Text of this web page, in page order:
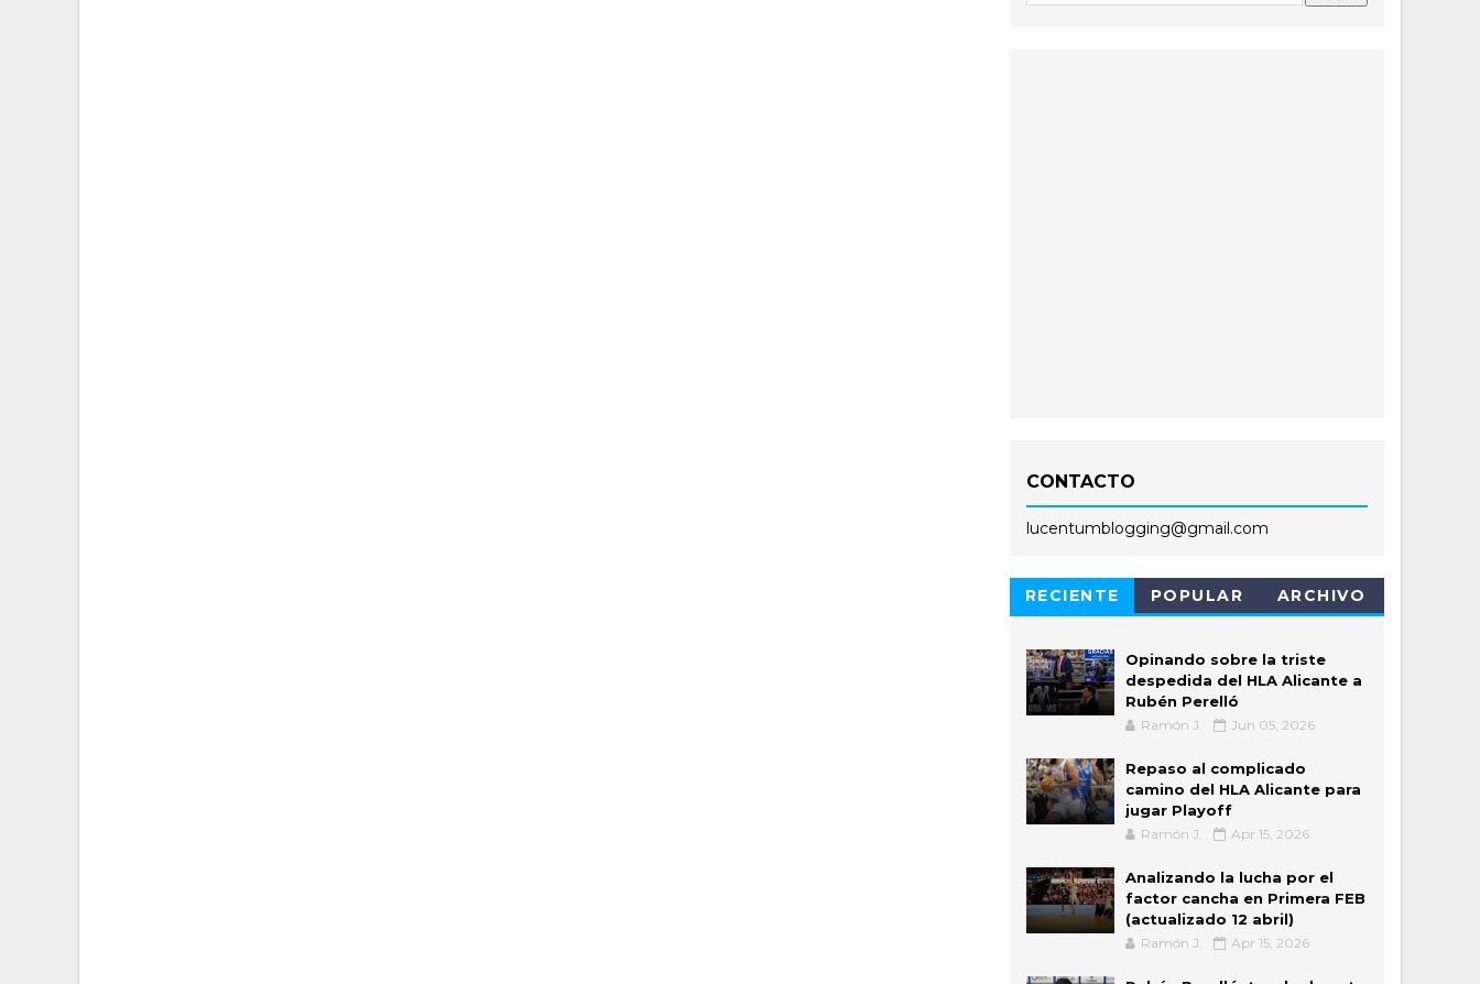
CONTACTO
lucentumblogging@gmail.com
RECIENTE POPULAR ARCHIVO
Opinando sobre la triste
despedida del HLA Alicante a
Rubén Perelló
Ramón J. Jun 05, 2026
Repaso al complicado
camino del HLA Alicante para
jugar Playoff
Ramón J. Apr 15, 2026
Analizando la lucha por el
factor cancha en Primera FEB
(actualizado 12 abril)
Ramón J. Apr 15, 2026